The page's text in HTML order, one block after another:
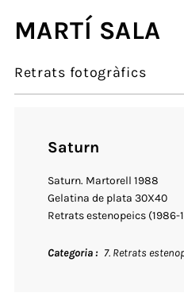
MARTÍ SALA
Retrats fotogràfics
Saturn
Saturn. Martorell 1988
Gelatina de plata 30X40
Retrats estenopeics (1986-
Categoria 7. Retrats